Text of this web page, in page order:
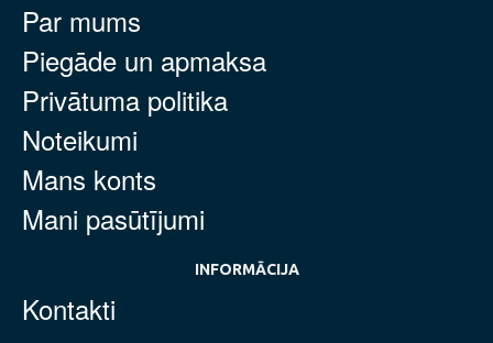
Par mums
Piegāde un apmaksa
Privātuma politika
Noteikumi
Mans konts
Mani pasūtījumi
INFORMĀCIJA
Kontakti